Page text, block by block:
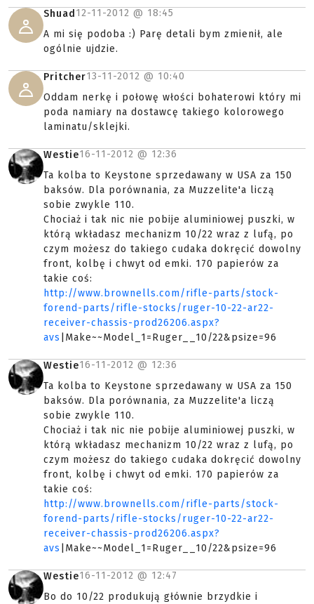
Shuad 12-11-2012 @ 18:45
A mi się podoba :) Parę detali bym zmienił, ale
ogólnie ujdzie.
Pritcher13-11-2012 @ 10:40
Oddam nerkę i połowę włości bohaterowi który mi
poda namiary na dostawcę takiego kolorowego
laminatu/sklejki.
Westie16-11-2012 @ 12:36
Ta kolba to Keystone sprzedawany w USA za 150
baksów. Dla porównania, za Muzzelite'a liczą
sobie zwykle 110.
Chociaż i tak nic nie pobije aluminiowej puszki, w
którą wkładasz mechanizm 10/22 wraz z lufą, po
czym możesz do takiego cudaka dokręcić dowolny
front, kolbę i chwyt od emki. 170 papierów za
takie coś:
http://www.brownells.com/rifle-parts/stock-
forend-parts/rifle-stocks/ruger-10-22-ar22-
receiver-chassis-prod26206.aspx?
avs |Make~~Model_1=Ruger__10/22&psize=96
Westie16-11-2012 @ 12:36
Ta kolba to Keystone sprzedawany w USA za 150
baksów. Dla porównania, za Muzzelite'a liczą
sobie zwykle 110.
Chociaż i tak nic nie pobije aluminiowej puszki, w
którą wkładasz mechanizm 10/22 wraz z lufą, po
czym możesz do takiego cudaka dokręcić dowolny
front, kolbę i chwyt od emki. 170 papierów za
takie coś:
http://www.brownells.com/rifle-parts/stock-
forend-parts/rifle-stocks/ruger-10-22-ar22-
receiver-chassis-prod26206.aspx?
avs |Make~~Model_1=Ruger__10/22&psize=96
Westie16-11-2012 @ 12:47
Bo do 10/22 produkują głównie brzydkie i